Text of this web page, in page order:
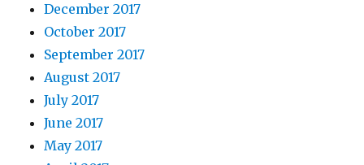
December 2017
October 2017
September 2017
August 2017
July 2017
June 2017
May 2017